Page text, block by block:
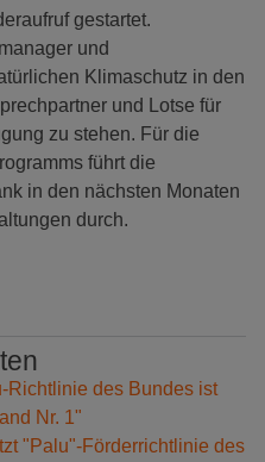
gestartet.
und
Klimaschutz in den
und Lotse für
zu stehen. Für die
führt die
in den nächsten Monaten
durch.
Richtlinie des Bundes ist
Nr. 1"
"Palu"-Förderrichtlinie des